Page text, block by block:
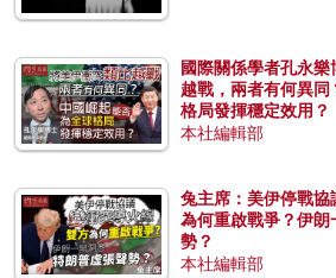
國際關係學者孔永
越戰，兩者有何異
格局發揮穩定效用？
本社編輯部
兔主席：美伊停戰
為何重啟戰爭？伊
勢？
本社編輯部